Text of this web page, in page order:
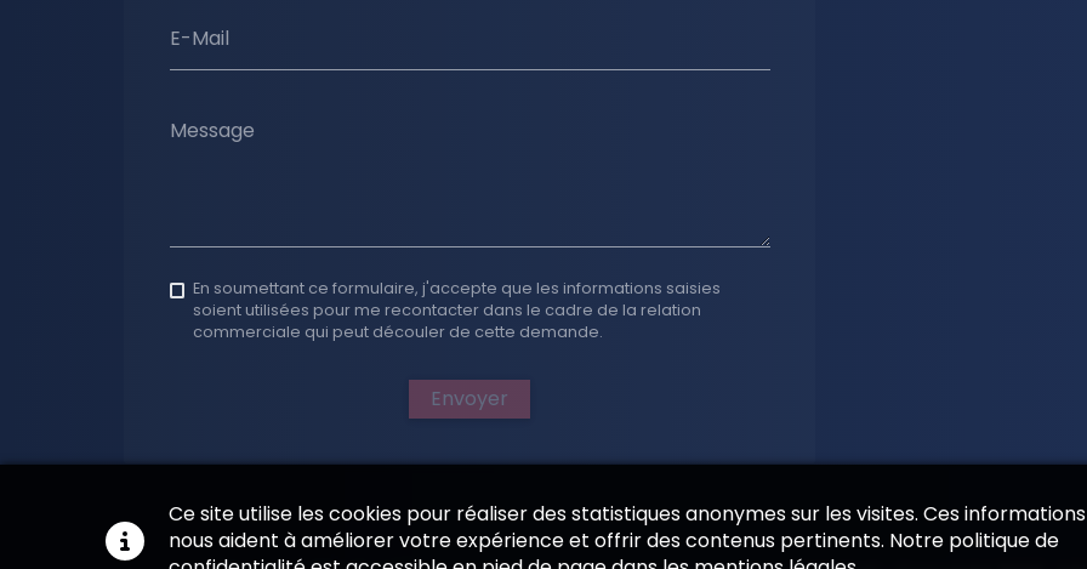
E-Mail
Message
En soumettant ce formulaire, j'accepte que les informations saisies
soient utilisées pour me recontacter dans le cadre de la relation
commerciale qui peut découler de cette demande.
Envoyer
Ce site utilise les cookies pour réaliser des statistiques anonymes sur les visites. Ces informations
nous aident à améliorer votre expérience et offrir des contenus pertinents. Notre politique de